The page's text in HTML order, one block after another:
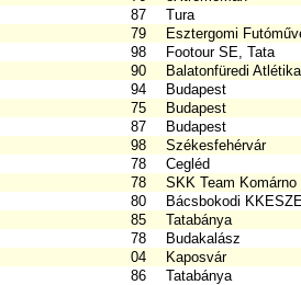
87
Tura
79
Esztergomi
98
Footour SE, Tata
90
Balatonfüredi
94
Budapest
75
Budapest
87
Budapest
98
Székesfehérvár
78
Cegléd
78
SKK Team Komárno
80
Bácsbokodi
85
Tatabánya
78
Budakalász
04
Kaposvár
86
Tatabánya